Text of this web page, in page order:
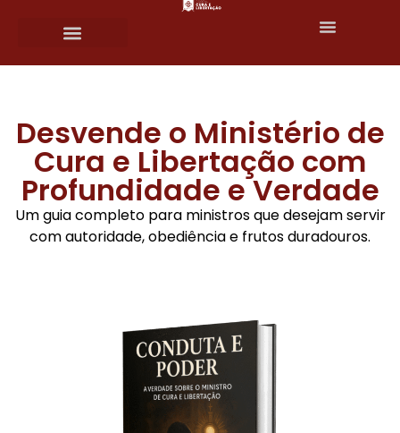
Desvende o Ministério de
Cura e Libertação com
Profundidade e Verdade
Um guia completo para ministros que desejam servir
com autoridade, obediência e frutos duradouros.